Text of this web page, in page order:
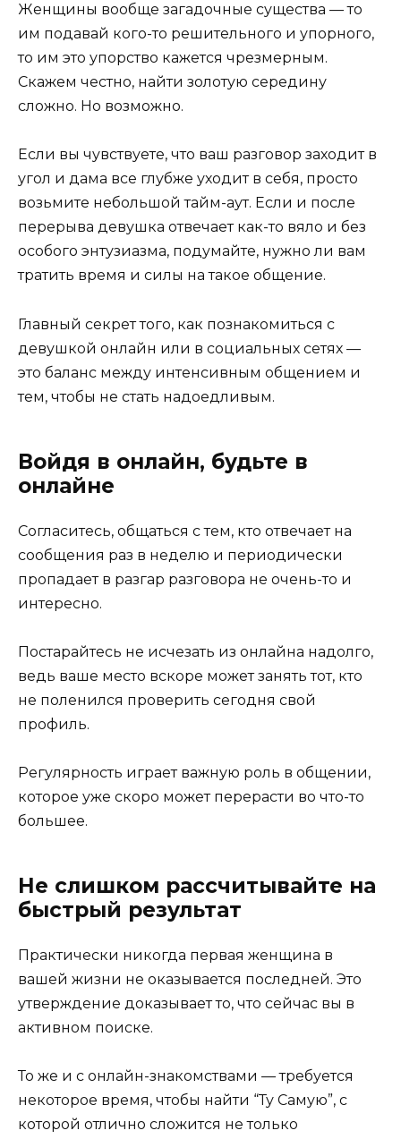
Женщины вообще загадочные существа — то
им подавай кого-то решительного и упорного,
то им это упорство кажется чрезмерным.
Скажем честно, найти золотую середину
сложно. Но возможно.
Если вы чувствуете, что ваш разговор заходит в
угол и дама все глубже уходит в себя, просто
возьмите небольшой тайм-аут. Если и после
перерыва девушка отвечает как-то вяло и без
особого энтузиазма, подумайте, нужно ли вам
тратить время и силы на такое общение.
Главный секрет того, как познакомиться с
девушкой онлайн или в социальных сетях —
это баланс между интенсивным общением и
тем, чтобы не стать надоедливым.
Войдя в онлайн, будьте в
онлайне
Согласитесь, общаться с тем, кто отвечает на
сообщения раз в неделю и периодически
пропадает в разгар разговора не очень-то и
интересно.
Постарайтесь не исчезать из онлайна надолго,
ведь ваше место вскоре может занять тот, кто
не поленился проверить сегодня свой
профиль.
Регулярность играет важную роль в общении,
которое уже скоро может перерасти во что-то
большее.
Не слишком рассчитывайте на
быстрый результат
Практически никогда первая женщина в
вашей жизни не оказывается последней. Это
утверждение доказывает то, что сейчас вы в
активном поиске.
То же и с онлайн-знакомствами — требуется
некоторое время, чтобы найти “Ту Самую”, с
которой отлично сложится не только